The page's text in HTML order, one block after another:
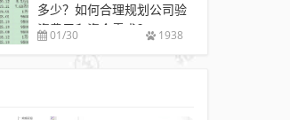
多少？如何合理规划公司验
资费用和资金需求？
01/30 1938